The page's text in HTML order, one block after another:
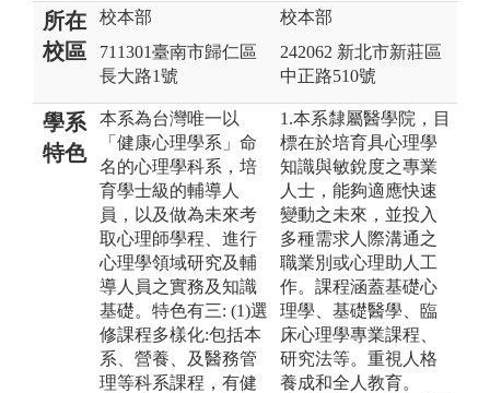
所在
校區
校本部
711301臺南市歸仁區
長大路1號
校本部
242062 新北市新莊區
中正路510號
學系
特色
本系為台灣唯一以
「健康心理學系」命
名的心理學科系，培
育學士級的輔導人
員，以及做為未來考
取心理師學程、進行
心理學領域研究及輔
導人員之實務及知識
基礎。特色有三: (1)選
修課程多樣化:包括本
系、營養、及醫務管
理等科系課程，有健
1.本系隸屬醫學院，目
標在於培育具心理學
知識與敏銳度之專業
人士，能夠適應快速
變動之未來，並投入
多種需求人際溝通之
職業別或心理助人工
作。課程涵蓋基礎心
理學、基礎醫學、臨
床心理學專業課程、
研究法等。重視人格
養成和全人教育。